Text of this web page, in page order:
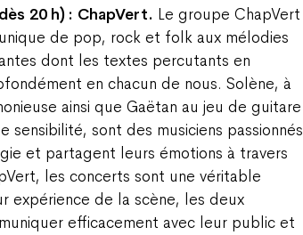
20 h) : ChapVert. Le groupe ChapVert
de pop, rock et folk aux mélodies
dont les textes percutants en
en chacun de nous. Solène, à
ainsi que Gaëtan au jeu de guitare
sensibilité, sont des musiciens passionnés
et partagent leurs émotions à travers
les concerts sont une véritable
expérience de la scène, les deux
efficacement avec leur public et